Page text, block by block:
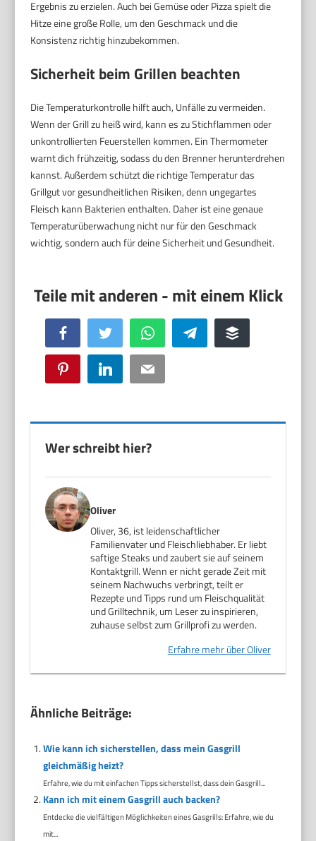
Ergebnis zu erzielen. Auch bei Gemüse oder Pizza spielt die
Hitze eine große Rolle, um den Geschmack und die
Konsistenz richtig hinzubekommen.
Sicherheit beim Grillen beachten
Die Temperaturkontrolle hilft auch, Unfälle zu vermeiden.
Wenn der Grill zu heiß wird, kann es zu Stichflammen oder
unkontrollierten Feuerstellen kommen. Ein Thermometer
warnt dich frühzeitig, sodass du den Brenner herunterdrehen
kannst. Außerdem schützt die richtige Temperatur das
Grillgut vor gesundheitlichen Risiken, denn ungegartes
Fleisch kann Bakterien enthalten. Daher ist eine genaue
Temperaturüberwachung nicht nur für den Geschmack
wichtig, sondern auch für deine Sicherheit und Gesundheit.
Facebook Twitter WhatsApp Telegram Buffer
Pinterest LinkedIn Email
Wer schreibt hier?
Oliver
Oliver, 36, ist leidenschaftlicher
Familienvater und Fleischliebhaber. Er liebt
saftige Steaks und zaubert sie auf seinem
Kontaktgrill. Wenn er nicht gerade Zeit mit
seinem Nachwuchs verbringt, teilt er
Rezepte und Tipps rund um Fleischqualität
und Grilltechnik, um Leser zu inspirieren,
zuhause selbst zum Grillprofi zu werden.
Erfahre mehr über Oliver
Ähnliche Beiträge:
Wie kann ich sicherstellen, dass mein Gasgrill
gleichmäßig heizt?
Erfahre, wie du mit einfachen Tipps sicherstellst, dass dein Gasgrill...
Kann ich mit einem Gasgrill auch backen?
Entdecke die vielfältigen Möglichkeiten eines Gasgrills: Erfahre, wie du
mit...